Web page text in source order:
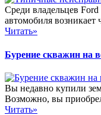
Среди владельцев
автомобиля возникает
Читать»
Бурение скважин на
Вы недавно купили
Возможно, вы
Читать»